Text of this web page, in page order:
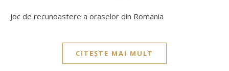
Joc de recunoastere a oraselor din Romania
CITEȘTE MAI MULT